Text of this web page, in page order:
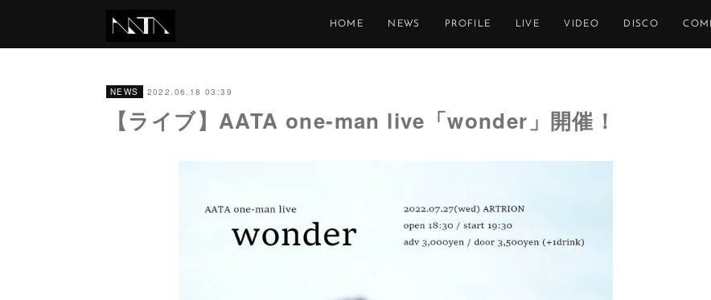
HOME NEWS PROFILE LIVE VIDEO DISCO
NEWS 2022.06.18 03:39
【ライブ】AATA one-man live「wonder」開催！